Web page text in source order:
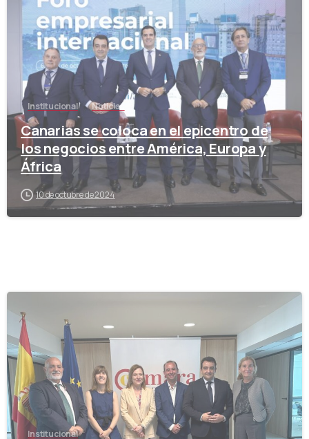
Institucional Noticias
Canarias se coloca en el epicentro de
los negocios entre América, Europa y
África
10 de octubre de 2024
Institucional